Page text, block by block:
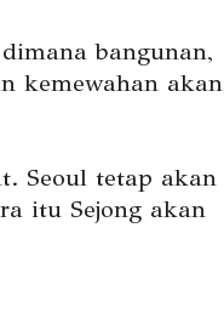
bangunan,
kemewahan akan
Seoul tetap akan
itu Sejong akan